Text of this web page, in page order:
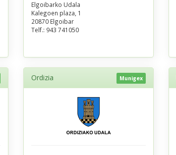
Elgoibarko Udala
Kalegoen plaza, 1
20870 Elgoibar
Telf.: 943 741050
Ordizia Munigex